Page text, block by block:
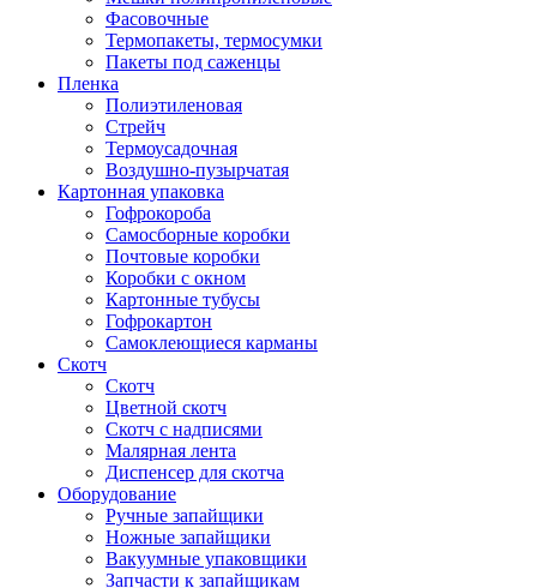
Фасовочные
Термопакеты, термосумки
Пакеты под саженцы
Пленка
Полиэтиленовая
Стрейч
Термоусадочная
Воздушно-пузырчатая
Картонная упаковка
Гофрокороба
Самосборные коробки
Почтовые коробки
Коробки с окном
Картонные тубусы
Гофрокартон
Самоклеющиеся карманы
Скотч
Скотч
Цветной скотч
Скотч с надписями
Малярная лента
Диспенсер для скотча
Оборудование
Ручные запайщики
Ножные запайщики
Вакуумные упаковщики
Запчасти к запайщикам